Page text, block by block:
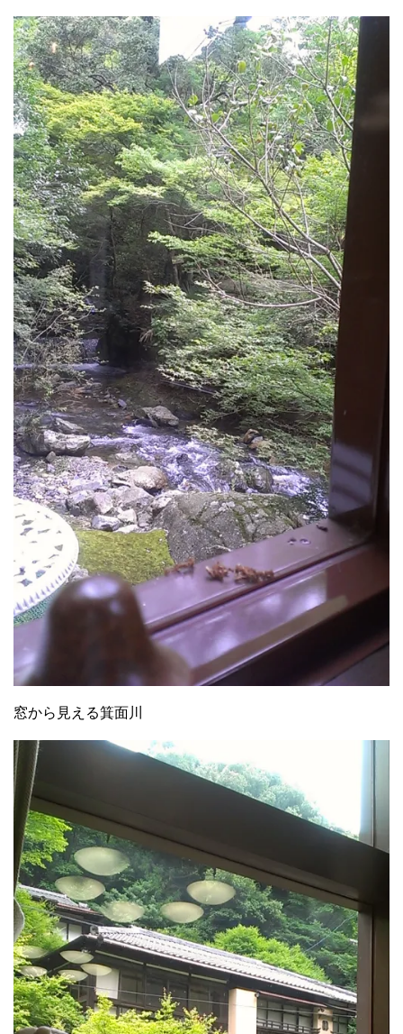
窓から見える箕面川